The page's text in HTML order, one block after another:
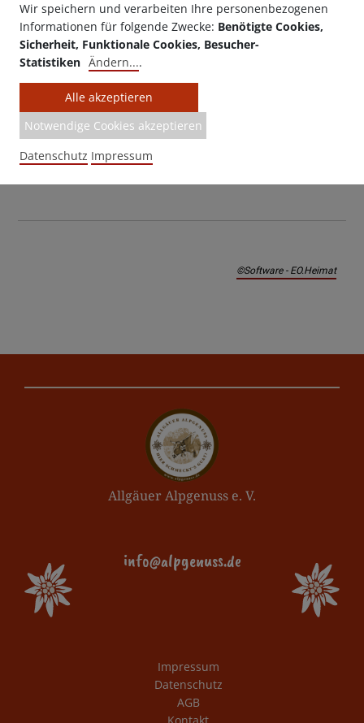
©Software - EO.Heimat
Allgäuer Alpgenuss e. V.
info@alpgenuss.de
Impressum
Datenschutz
AGB
Wir speichern und verarbeiten Ihre personenbezogenen
Informationen für folgende Zwecke: Benötigte Cookies,
Sicherheit, Funktionale Cookies, Besucher-
Statistiken Ändern....
Alle akzeptieren
Notwendige Cookies akzeptieren
Datenschutz Impressum